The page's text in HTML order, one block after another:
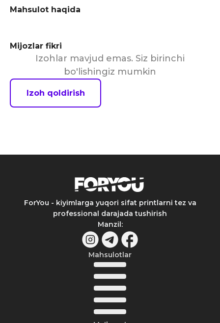
Mahsulot haqida
Mijozlar fikri
Izohlar mavjud emas. Siz birinchi
bo'lishingiz mumkin
Izoh qoldirish
ForYou - kiyimlarga yuqori sifat printlarni tez va
professional darajada tushirish
Manzil:
Mahsulotlar